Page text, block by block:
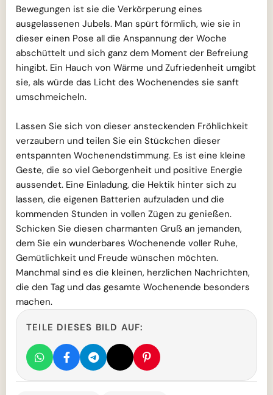
Bewegungen ist sie die Verkörperung eines
ausgelassenen Jubels. Man spürt förmlich, wie sie in
dieser einen Pose all die Anspannung der Woche
abschüttelt und sich ganz dem Moment der Befreiung
hingibt. Ein Hauch von Wärme und Zufriedenheit umgibt
sie, als würde das Licht des Wochenendes sie sanft
umschmeicheln.
Lassen Sie sich von dieser ansteckenden Fröhlichkeit
verzaubern und teilen Sie ein Stückchen dieser
entspannten Wochenendstimmung. Es ist eine kleine
Geste, die so viel Geborgenheit und positive Energie
aussendet. Eine Einladung, die Hektik hinter sich zu
lassen, die eigenen Batterien aufzuladen und die
kommenden Stunden in vollen Zügen zu genießen.
Schicken Sie diesen charmanten Gruß an jemanden,
dem Sie ein wunderbares Wochenende voller Ruhe,
Gemütlichkeit und Freude wünschen möchten.
Manchmal sind es die kleinen, herzlichen Nachrichten,
die den Tag und das gesamte Wochenende besonders
machen.
TEILE DIESES BILD AUF: